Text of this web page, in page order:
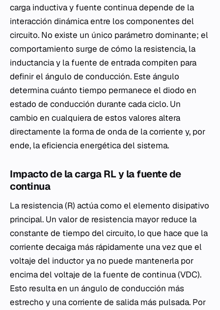
carga inductiva y fuente continua depende de la
interacción dinámica entre los componentes del
circuito. No existe un único parámetro dominante; el
comportamiento surge de cómo la resistencia, la
inductancia y la fuente de entrada compiten para
definir el ángulo de conducción. Este ángulo
determina cuánto tiempo permanece el diodo en
estado de conducción durante cada ciclo. Un
cambio en cualquiera de estos valores altera
directamente la forma de onda de la corriente y, por
ende, la eficiencia energética del sistema.
Impacto de la carga RL y la fuente de
continua
La resistencia (R) actúa como el elemento disipativo
principal. Un valor de resistencia mayor reduce la
constante de tiempo del circuito, lo que hace que la
corriente decaiga más rápidamente una vez que el
voltaje del inductor ya no puede mantenerla por
encima del voltaje de la fuente de continua (VDC).
Esto resulta en un ángulo de conducción más
estrecho y una corriente de salida más pulsada. Por